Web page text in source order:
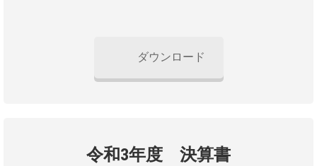
ダウンロード
令和3年度 決算書